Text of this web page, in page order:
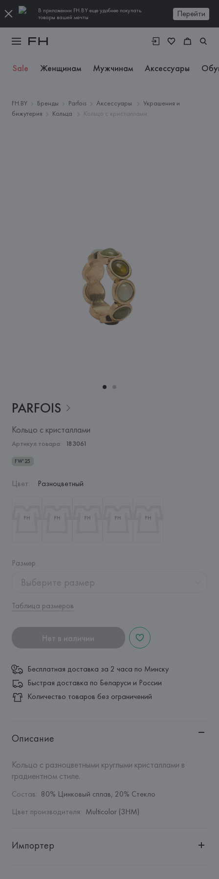
В приложении FH.BY еще удобнее покупать
товары вашей мечты
Перейти
Sale Женщинам Мужчинам Аксессуары
FH.BY Бренды Parfois Аксессуары
Украшения и
бижутерия
Кольца Кольцо с кристаллами
PARFOIS
Кольцо с кристаллами
Артикул товара: 183061
FW’25
Цвет: Разноцветный
Размер:
Выберите размер
Таблица размеров
Нет в наличии
Бесплатная доставка за 2 часа по Минску
Быстрая доставка по Беларуси и России
Количество товаров без ограничений
Описание
Кольцо с разноцветными круглыми кристаллами в
градиентном стиле.
Состав: 80% Цинковый сплав, 20% Стекло
Цвет производителя: Multicolor (3HM)
Импортер